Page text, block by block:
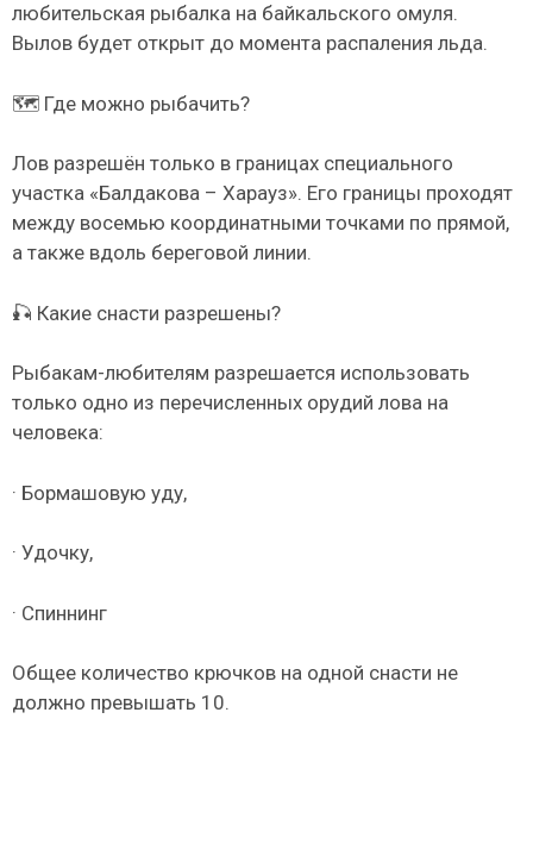
любительская рыбалка на байкальского омуля.
Вылов будет открыт до момента распаления льда.
🗺️ Где можно рыбачить?
Лов разрешён только в границах специального
участка «Балдакова – Харауз». Его границы проходят
между восемью координатными точками по прямой,
а также вдоль береговой линии.
🎣 Какие снасти разрешены?
Рыбакам-любителям разрешается использовать
только одно из перечисленных орудий лова на
человека:
· Бормашовую уду,
· Удочку,
· Спиннинг
Общее количество крючков на одной снасти не
должно превышать 10.